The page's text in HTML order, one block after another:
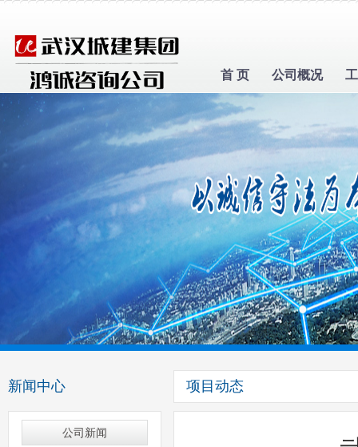
首 页 公司概况
新闻中心
公司新闻
项目动态